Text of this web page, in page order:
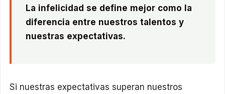
La infelicidad se define mejor como la
diferencia entre nuestros talentos y
nuestras expectativas.
Si nuestras expectativas superan nuestros